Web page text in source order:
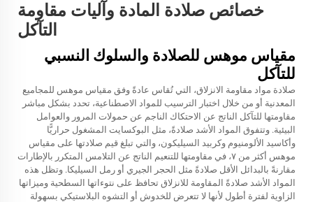
خصائص صلادة المادة وآليات مقاومة
التآكل
مقياس موهس للصلادة والسلوك النسبي
للتآكل
صلادة مواد مقاومة الانزلاق، التي تُقاس عادةً وفق مقياس موهس للمجاميع
المعدنية أو من خلال اختبار الترسيب للمواد الاصطناعية، تحدد بشكل مباشر
مقاومتها للتآكل الناتج عن الاحتكاك الناجم عن حمولات المرور والعوامل
البيئية. وتتفوق المواد الأشد صلادةً، مثل البوكسايت المشغول حراريًّا
وأكاسيد الألومنيوم وكربيد السيليكون، والتي تبلغ قيم صلادتها على مقياس
موهس أكثر من ٧، في مقاومتها للتنعيم الناتج عن التلامس المتكرر بالإطارات
مقارنةً بالبدائل الأقل صلادةً مثل الحجر الجيري أو رمل السيليكا. وتظل هذه
المواد الأشد صلادةً المقاومة للانزلاق تحافظ على نتوءاتها السطحية وميزاتها
الزاوية لفترة أطول لأنها لا تتعرض للخدوش أو التشوه البلاستيكي بسهولة